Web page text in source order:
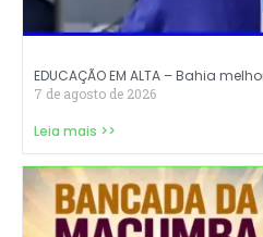
EDUCAÇÃO EM ALTA – Bahia
7 de agosto de 2026
Leia mais >>